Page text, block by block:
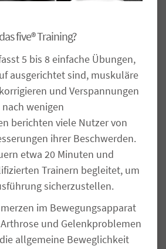
five® Training?
5 bis 8 einfache Übungen,
ausgerichtet sind, muskuläre
und Verspannungen
wenigen
berichten viele Nutzer von
ihrer Beschwerden.
etwa 20 Minuten und
Trainern begleitet, um
sicherzustellen.
im Bewegungsapparat
und Gelenkproblemen
allgemeine Beweglichkeit